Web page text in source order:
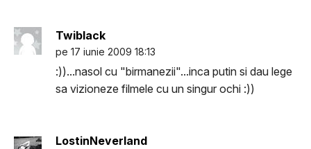
Twiblack
pe 17 iunie 2009 18:13
:))...nasol cu "birmanezii"...inca putin si dau lege
sa vizioneze filmele cu un singur ochi :))
LostinNeverland